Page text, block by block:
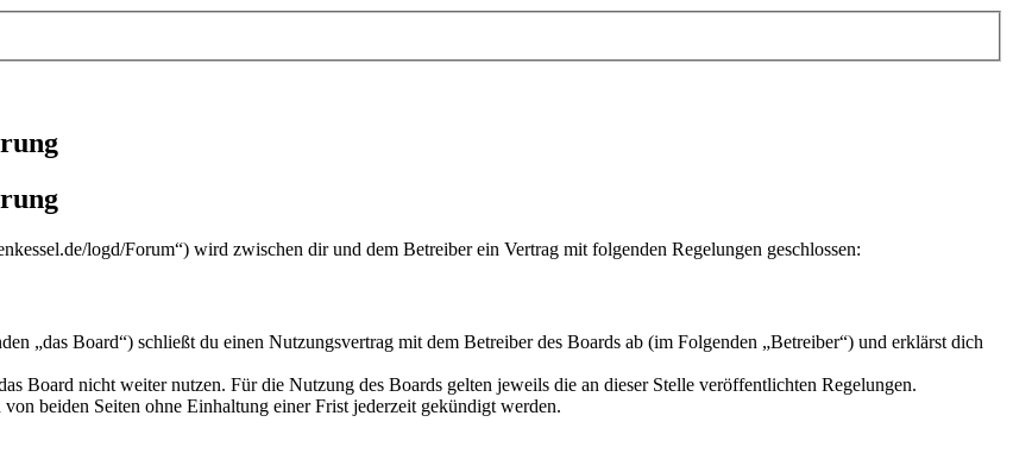
logd/Forum“) wird zwischen dir und dem Betreiber ein Vertrag mit folgenden Regelungen geschlossen:
„das Board“) schließt du einen Nutzungsvertrag mit dem Betreiber des Boards ab (im Folgenden „Betreiber“) und erklärst dich
Board nicht weiter nutzen. Für die Nutzung des Boards gelten jeweils die an dieser Stelle veröffentlichten Regelungen.
beiden Seiten ohne Einhaltung einer Frist jederzeit gekündigt werden.